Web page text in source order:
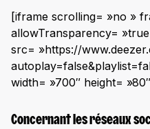
[iframe scrolling= »no »
allowTransparency=
src= »https://
width= »700″ height=
Concernant les réseaux